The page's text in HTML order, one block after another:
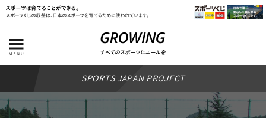
SPORTS JAPAN PROJECT